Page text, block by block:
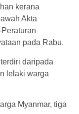
kerana
Akta
pada Rabu.
daripada
lelaki warga
Myanmar, tiga